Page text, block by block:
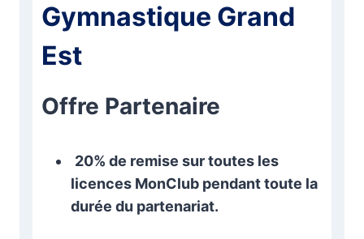
Gymnastique Grand
Est
Offre Partenaire
20% de remise sur toutes les
licences MonClub pendant toute la
durée du partenariat.